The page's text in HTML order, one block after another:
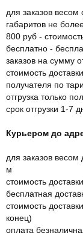
для заказов
габаритов не
800 руб -
бесплатно -
заказов на сумму
стоимость
получателя по
отгрузка только
срок отгрузки 1-7
Курьером до
для заказов
м
стоимость
бесплатная
стоимость
конец)
оплата